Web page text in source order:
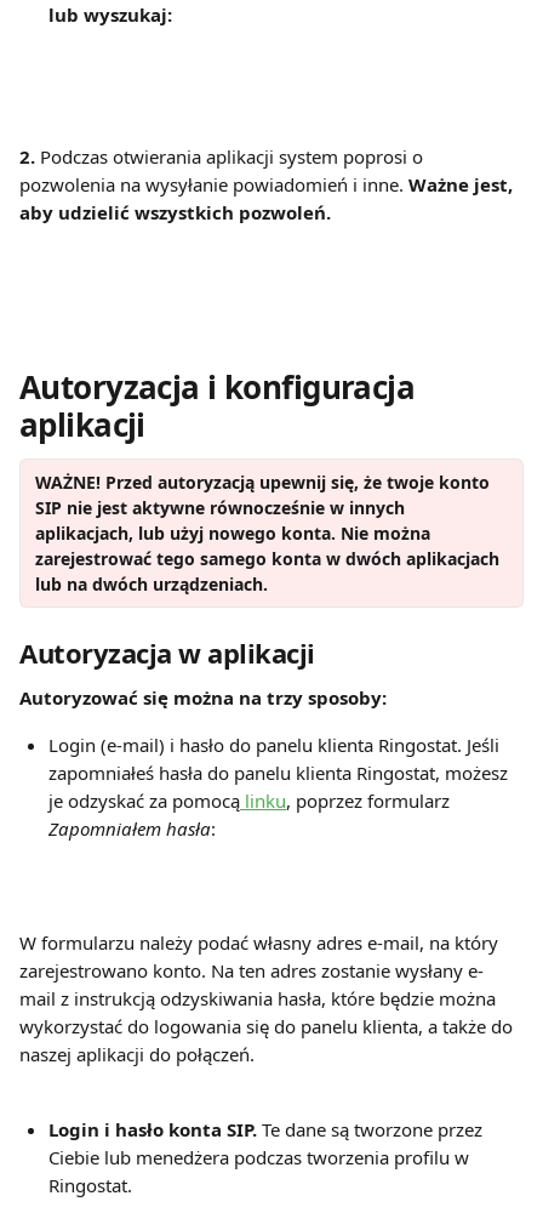
lub wyszukaj:
2. Podczas otwierania aplikacji system poprosi o
pozwolenia na wysyłanie powiadomień i inne. Ważne jest,
aby udzielić wszystkich pozwoleń.
Autoryzacja i konfiguracja
aplikacji
WAŻNE! Przed autoryzacją upewnij się, że twoje konto
SIP nie jest aktywne równocześnie w innych
aplikacjach, lub użyj nowego konta. Nie można
zarejestrować tego samego konta w dwóch aplikacjach
lub na dwóch urządzeniach.
Autoryzacja w aplikacji
Autoryzować się można na trzy sposoby:
Login (e-mail) i hasło do panelu klienta Ringostat. Jeśli
zapomniałeś hasła do panelu klienta Ringostat, możesz
je odzyskać za pomocą linku, poprzez formularz
Zapomniałem hasła:
W formularzu należy podać własny adres e-mail, na który
zarejestrowano konto. Na ten adres zostanie wysłany e-
mail z instrukcją odzyskiwania hasła, które będzie można
wykorzystać do logowania się do panelu klienta, a także do
naszej aplikacji do połączeń.
Login i hasło konta SIP. Te dane są tworzone przez
Ciebie lub menedżera podczas tworzenia profilu w
Ringostat.